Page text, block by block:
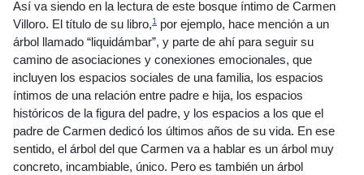
Así va siendo en la lectura de este bosque íntimo de Carmen
Villoro. El título de su libro,1 por ejemplo, hace mención a un
árbol llamado “liquidámbar”, y parte de ahí para seguir su
camino de asociaciones y conexiones emocionales, que
incluyen los espacios sociales de una familia, los espacios
íntimos de una relación entre padre e hija, los espacios
históricos de la figura del padre, y los espacios a los que el
padre de Carmen dedicó los últimos años de su vida. En ese
sentido, el árbol del que Carmen va a hablar es un árbol muy
concreto, incambiable, único. Pero es también un árbol